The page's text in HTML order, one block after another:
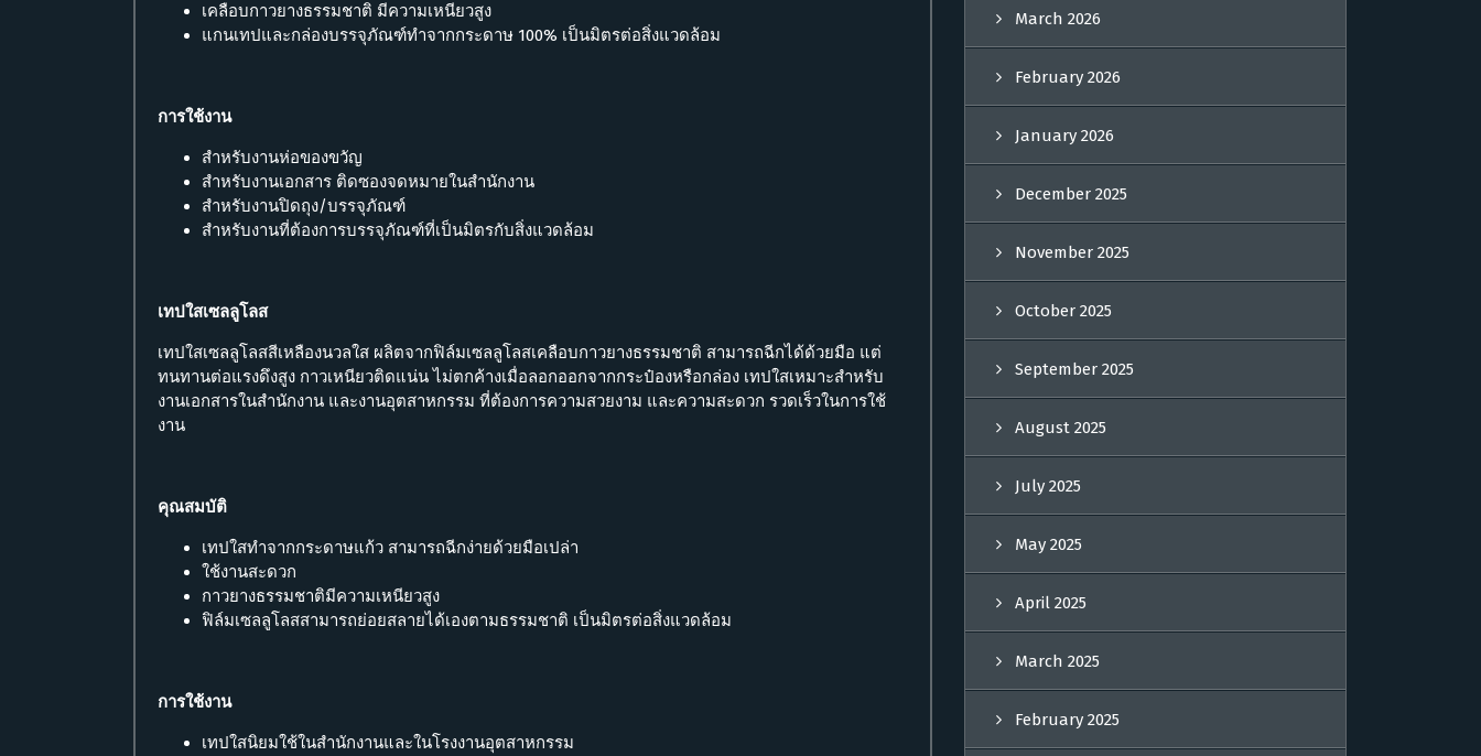
เคลือบกาวยางธรรมชาติ มีความเหนียวสูง
แกนเทปและกล่องบรรจุภัณฑ์ทำจากกระดาษ 100% เป็นมิตรต่อสิ่งแวดล้อม
การใช้งาน
สำหรับงานห่อของขวัญ
สำหรับงานเอกสาร ติดซองจดหมายในสํานักงาน
สำหรับงานปิดถุง/บรรจุภัณฑ์
สำหรับงานที่ต้องการบรรจุภัณฑ์ที่เป็นมิตรกับสิ่งแวดล้อม
เทปใสเซลลูโลส
เทปใสเซลลูโลสสีเหลืองนวลใส ผลิตจากฟิล์มเซลลูโลสเคลือบกาวยางธรรมชาติ สามารถฉีกได้ด้วยมือ แต่
ทนทานต่อแรงดึงสูง กาวเหนียวติดแน่น ไม่ตกค้างเมื่อลอกออกจากกระป๋องหรือกล่อง เทปใสเหมาะสำหรับ
งานเอกสารในสำนักงาน และงานอุตสาหกรรม ที่ต้องการความสวยงาม และความสะดวก รวดเร็วในการใช้
งาน
คุณสมบัติ
เทปใสทำจากกระดาษแก้ว สามารถฉีกง่ายด้วยมือเปล่า
ใช้งานสะดวก
กาวยางธรรมชาติมีความเหนียวสูง
ฟิล์มเซลลูโลสสามารถย่อยสลายได้เองตามธรรมชาติ เป็นมิตรต่อสิ่งแวดล้อม
การใช้งาน
เทปใสนิยมใช้ในสำนักงานและในโรงงานอุตสาหกรรม
March 2026
February 2026
January 2026
December 2025
November 2025
October 2025
September 2025
August 2025
July 2025
May 2025
April 2025
March 2025
February 2025